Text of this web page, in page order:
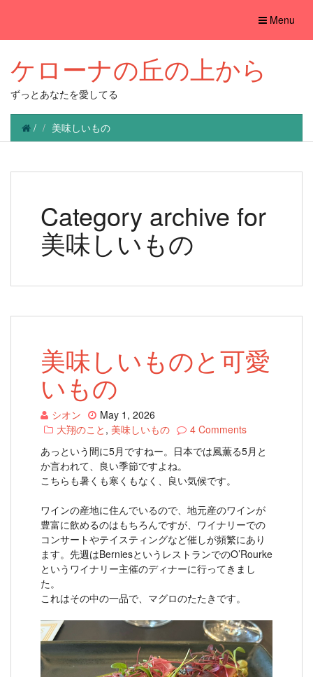
Toggle
Menu
ケローナの丘の上から
ずっとあなたを愛してる
/ 美味しいもの
Category archive for
美味しいもの
美味しいものと可愛
いもの
シオン
May 1, 2026
大翔のこと , 美味しいもの
4 Comments
あっという間に5月ですねー。日本では風薫る5月と
か言われて、良い季節ですよね。
こちらも暑くも寒くもなく、良い気候です。
ワインの産地に住んでいるので、地元産のワインが
豊富に飲めるのはもちろんですが、ワイナリーでの
コンサートやテイスティングなど催しが頻繁にあり
ます。先週はBerniesというレストランでのO’Rourke
というワイナリー主催のディナーに行ってきまし
た。
これはその中の一品で、マグロのたたきです。